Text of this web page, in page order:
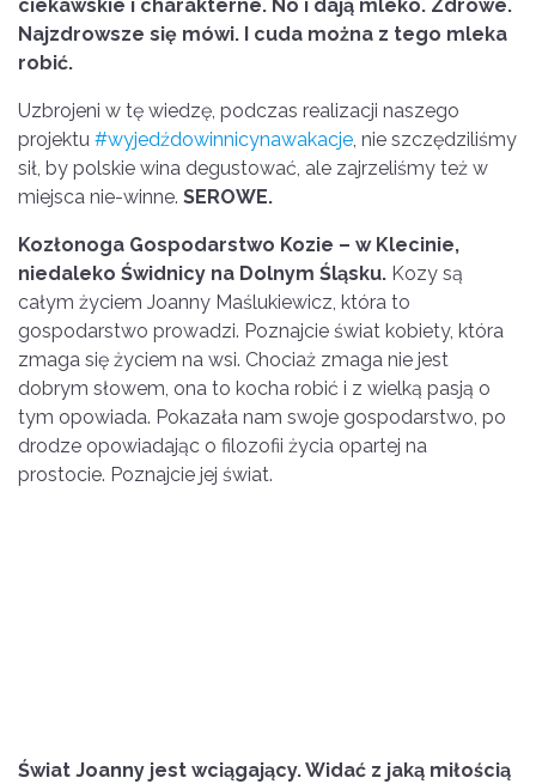
ciekawskie i charakterne. No i dają mleko. Zdrowe.
Najzdrowsze się mówi. I cuda można z tego mleka
robić.
Uzbrojeni w tę wiedzę, podczas realizacji naszego
projektu #wyjedźdowinnicynawakacje, nie szczędziliśmy
sił, by polskie wina degustować, ale zajrzeliśmy też w
miejsca nie-winne. SEROWE.
Kozłonoga Gospodarstwo Kozie – w Klecinie,
niedaleko Świdnicy na Dolnym Śląsku. Kozy są
całym życiem Joanny Maślukiewicz, która to
gospodarstwo prowadzi. Poznajcie świat kobiety, która
zmaga się życiem na wsi. Chociaż zmaga nie jest
dobrym słowem, ona to kocha robić i z wielką pasją o
tym opowiada. Pokazała nam swoje gospodarstwo, po
drodze opowiadając o filozofii życia opartej na
prostocie. Poznajcie jej świat.
Świat Joanny jest wciągający. Widać z jaką miłością